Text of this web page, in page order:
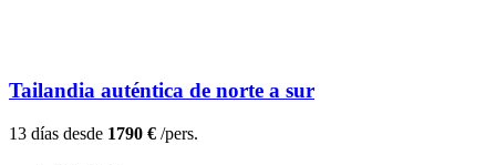
Tailandia auténtica de norte a sur
13 días desde 1790 € /pers.